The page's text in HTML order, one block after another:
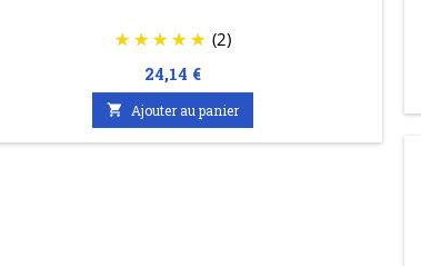
(2)
Prix
24,14 €
 Ajouter au panier